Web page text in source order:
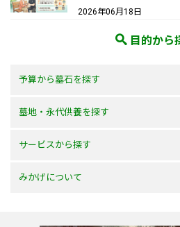
2026年06月18日
目的から
予算から墓石を探す
50万以内
100万以内
150万以内
墓地・永代供養を探す
大阪府
兵庫県
サービスから探す
お墓を建てる
みかげについて